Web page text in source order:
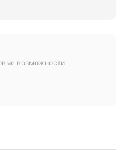
возможности